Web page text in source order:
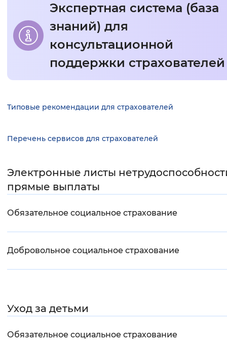
Шрифт
Без засечек
Интервал между буквами
Нормальный Увеличенный
Синий фон
Включены
Звуковой ассистент
Воспроизвести Остановить
Вернуть стандартные настройки
Экспертная система (база
знаний) для
консультационной
поддержки страхователей
Основная
Типовые рекомендации для страхователей
Перечень сервисов для страхователей
Электронные листы
прямые выплаты
Обязательное социальное страхование
Добровольное социальное страхование
Уход за детьми
Обязательное социальное страхование